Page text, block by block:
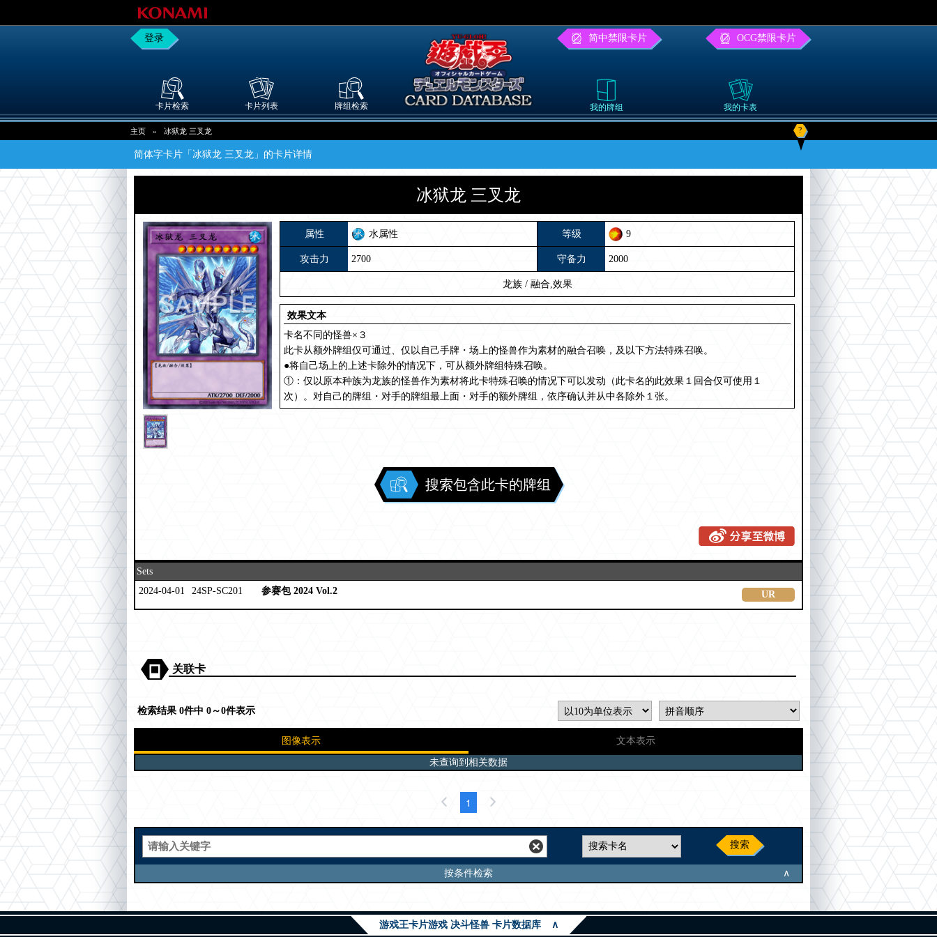
登录 简中禁限卡片 OCG禁限卡片
卡片检索 卡片列表 牌组检索 我的牌组 我的卡表
主页 » 冰狱龙 三叉龙 ?
简体字卡片「冰狱龙 三叉龙」的卡片详情
冰狱龙 三叉龙
属性 水属性 等级 9
攻击力 2700 守备力 2000
龙族 / 融合,效果
效果文本
卡名不同的怪兽×３
此卡从额外牌组仅可通过、仅以自己手牌・场上的怪兽作为素材的融合召唤，及以下方法特殊召唤。
●将自己场上的上述卡除外的情况下，可从额外牌组特殊召唤。
①：仅以原本种族为龙族的怪兽作为素材将此卡特殊召唤的情况下可以发动（此卡名的此效果１回合仅可使用１
次）。对自己的牌组・对手的牌组最上面・对手的额外牌组，依序确认并从中各除外１张。
搜索包含此卡的牌组
Sets
2024-04-01
24SP-SC201 参赛包 2024 Vol.2 UR
关联卡
检索结果 0件中 0～0件表示
图像表示 文本表示
未查询到相关数据
1
搜索
按条件检索 ∧
游戏王卡片游戏 决斗怪兽 卡片数据库 ∧